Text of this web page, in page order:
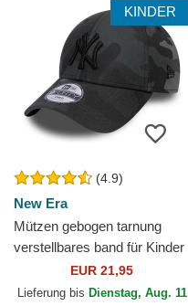
KINDER
(4.9)
New Era
Mützen gebogen tarnung
verstellbares band für Kinder
9FORTY League Essential
der New York Yankees...
EUR 21,95
Lieferung bis Dienstag, Aug. 11